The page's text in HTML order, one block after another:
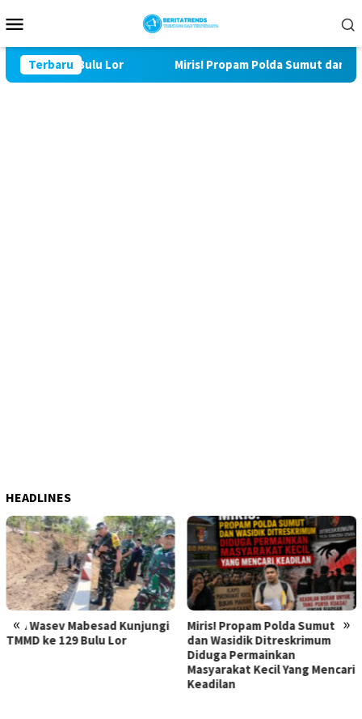
ke
Mobile
Terbaru
ke 129 Bulu Lor Miris! Propam Polda Sumut dan
HEADLINES
« »
Miris! Propam Polda Sumut
dan Wasidik Ditreskrimum
Hebat Mamak Maling, 7 Bulan
Dilaporkan karena Fitnah
Korban Pencurian
Memerasnya 250 Juta Tidak
Diperiksa, Korban Meminta